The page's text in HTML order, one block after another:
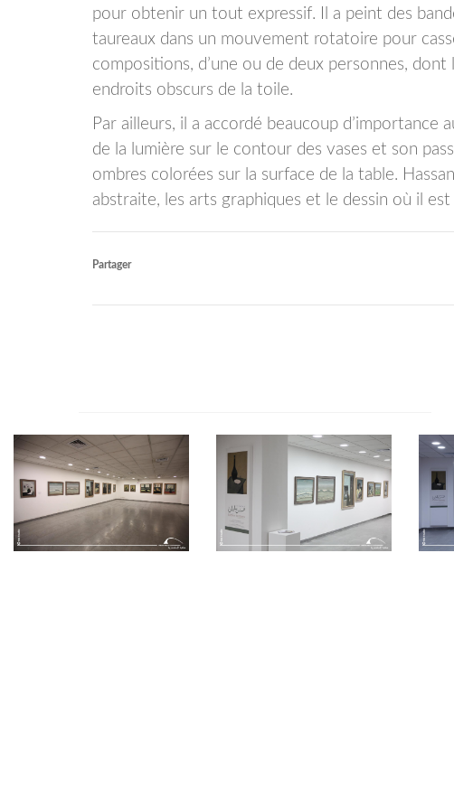
pour obtenir un tout expressif. Il a peint des
taureaux dans un mouvement rotatoire pour
compositions, d’une ou de deux personnes,
endroits obscurs de la toile.
Par ailleurs, il a accordé beaucoup
de la lumière sur le contour des vases et son
ombres colorées sur la surface de la table.
abstraite, les arts graphiques et le dessin où il
Partager